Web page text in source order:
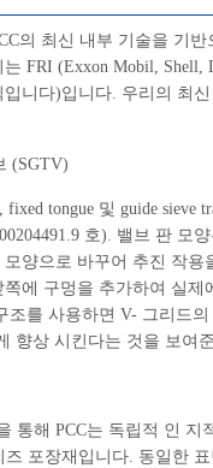
의 최신 내부 기술을 기
FRI (Exxon Mobil,
니다)입니다. 우리의 최
(SGTV)
fixed tongue 및 guide
호). 밸브 판 모
양으로 바꾸어 추진 작
에 구멍을 추가하여 실
조를 사용하면 V- 그리드
향상 시킨다는 것을 보여
통해 PCC는 독립적 인
즈 포장재입니다. 동일한